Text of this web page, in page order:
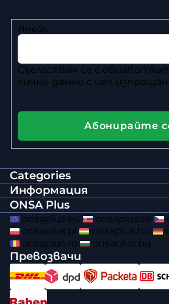
Имейл
Съгласявам се с
лични данни с цел
Абонирайте
Categories
Информация
ONSA Plus
onsaplus.eu onsaplus.sk
onsaplus.pl
onsaplus.hu
onsaplus.ro
onsaplus.bg
Превозвачи